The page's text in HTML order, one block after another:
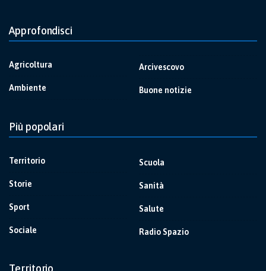
Approfondisci
Agricoltura
Ambiente
Arcivescovo
Buone notizie
Più popolari
Territorio
Storie
Sport
Sociale
Scuola
Sanità
Salute
Radio Spazio
Territorio